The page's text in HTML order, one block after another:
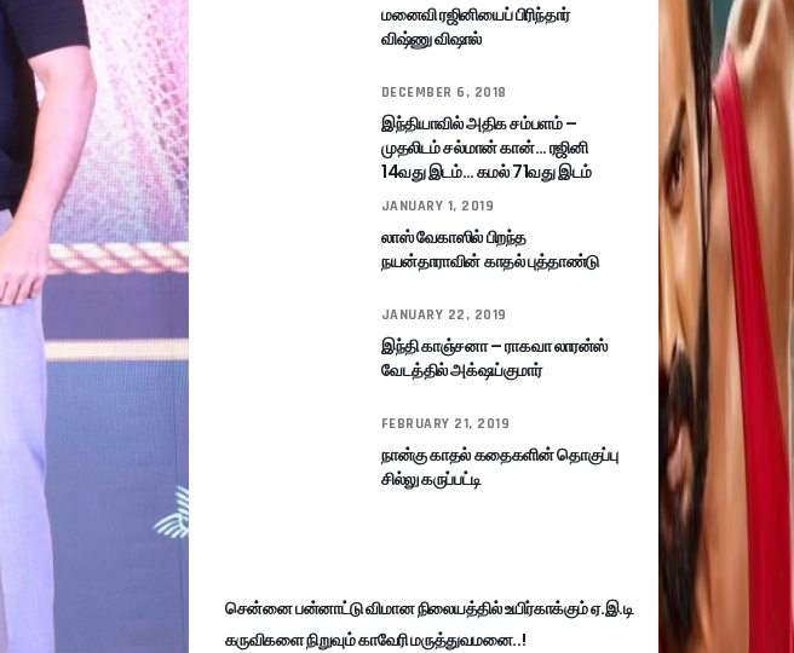
மனைவி ரஜினியைப் பிரிந்தார்
விஷ்ணு விஷால்
DECEMBER 6, 2018
இந்தியாவில் அதிக சம்பளம் –
முதலிடம் சல்மான் கான்… ரஜினி
14வது இடம்… கமல் 71வது இடம்
JANUARY 1, 2019
லாஸ் வேகாஸில் பிறந்த
நயன்தாராவின் காதல் புத்தாண்டு
JANUARY 22, 2019
இந்தி காஞ்சனா – ராகவா லாரன்ஸ்
வேடத்தில் அக்‌ஷய்குமார்
FEBRUARY 21, 2019
நான்கு காதல் கதைகளின் தொகுப்பு
சில்லு கருப்பட்டி
சென்னை பன்னாட்டு விமான நிலையத்தில் உயிர்காக்கும் ஏ.இ.டி
கருவிகளை நிறுவும் காவேரி மருத்துவமனை..!